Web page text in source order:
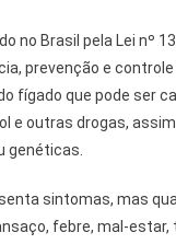
no Brasil pela Lei nº
prevenção e
fígado que pode ser
e outras drogas,
genéticas.
sintomas, mas
febre, mal-estar,